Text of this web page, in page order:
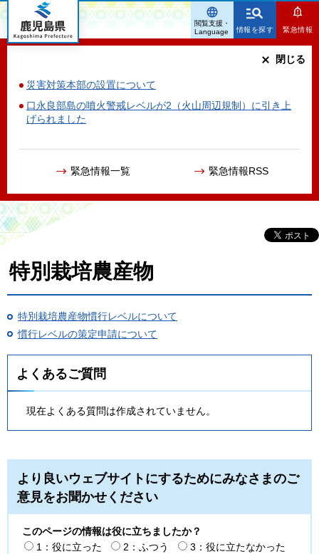
鹿児島県
情報を探す 緊急情報
災害対策本部の設置について
口永良部島の噴火警戒レベルが2（火山周辺規制）に引き上
げられました
緊急情報一覧 緊急情報RSS
閉じる
閲覧支援・
Language
特別栽培農産物
特別栽培農産物慣行レベルについて
慣行レベルの策定申請について
よくあるご質問
現在よくある質問は作成されていません。
より良いウェブサイトにするためにみなさまのご
意見をお聞かせください
このページの情報は役に立ちましたか？
1：役に立った
2：ふつう
3：役に立たなかった